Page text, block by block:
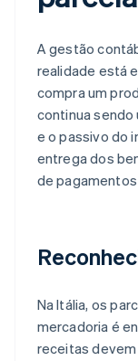
A gestão
realidade está
compra um
continua sendo
e o passivo do
entrega dos
de
Na Itália, os
mercadoria é
receitas